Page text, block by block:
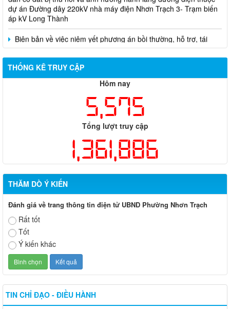
Biên bản về việc niêm yết phương án bồi thường, hỗ trợ, tái
định cư của các hộ dân có đất bị thu hồi thuộc dự án nâng cấp
đường 25B cũ đoạn từ Trung tâm huyện Nhơn Trạch ra Quốc lộ
51, huyện Long Thành và huyện Nhơn Trạch
THỐNG KÊ TRUY CẬP
Hôm nay
5,575
Tổng lượt truy cập
1,361,886
THĂM DÒ Ý KIẾN
Đánh giá về trang thông tin điện tử UBND Phường Nhơn Trạch
Rất tốt
Tốt
Ý kiến khác
TIN CHỈ ĐẠO - ĐIỀU HÀNH